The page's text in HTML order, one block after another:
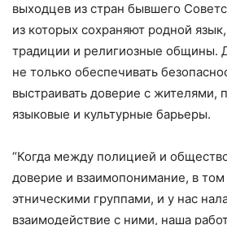
выходцев из стран бывшего
из которых сохраняют родной
традиции и религиозные общины.
не только обеспечивать
выстраивать доверие с жителями,
языковые и культурные барьеры.
“Когда между полицией и
доверие и взаимопонимание, в
этническими группами, и у нас
взаимодействие с ними, наша